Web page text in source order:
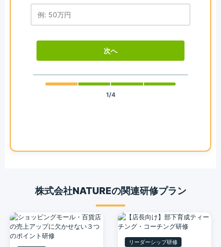
次へ
1/4
株式会社NATUREの関連研修プラン
リーダーシップ研修